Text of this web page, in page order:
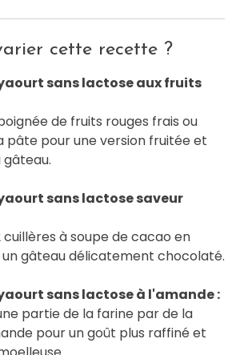
cette recette ?
sans lactose aux fruits
de fruits rouges frais ou
pâte pour une version fruitée et
gâteau.
sans lactose saveur
à soupe de cacao en
gâteau délicatement chocolaté.
sans lactose à l'amande :
partie de la farine par de la
pour un goût plus raffiné et